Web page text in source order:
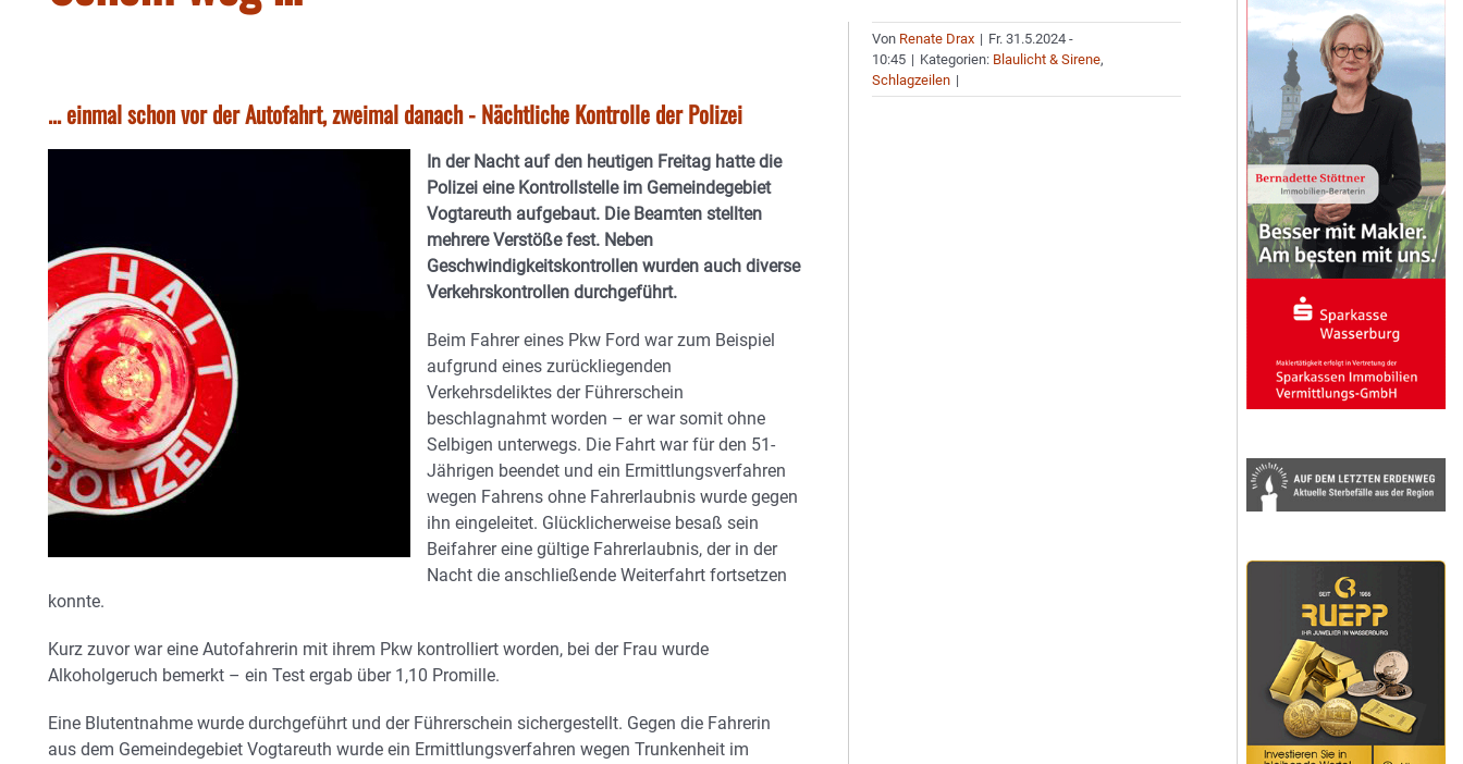
... einmal schon vor der Autofahrt, zweimal danach - Nächtliche Kontrolle der Polizei
In der Nacht auf den heutigen Freitag hatte die
Polizei eine Kontrollstelle im Gemeindegebiet
Vogtareuth aufgebaut. Die Beamten stellten
mehrere Verstöße fest. Neben
Geschwindigkeitskontrollen wurden auch diverse
Verkehrskontrollen durchgeführt.
Beim Fahrer eines Pkw Ford war zum Beispiel
aufgrund eines zurückliegenden
Verkehrsdeliktes der Führerschein
beschlagnahmt worden – er war somit ohne
Selbigen unterwegs. Die Fahrt war für den 51-
Jährigen beendet und ein Ermittlungsverfahren
wegen Fahrens ohne Fahrerlaubnis wurde gegen
ihn eingeleitet. Glücklicherweise besaß sein
Beifahrer eine gültige Fahrerlaubnis, der in der
Nacht die anschließende Weiterfahrt fortsetzen
konnte.
Kurz zuvor war eine Autofahrerin mit ihrem Pkw kontrolliert worden, bei der Frau wurde
Alkoholgeruch bemerkt – ein Test ergab über 1,10 Promille.
Eine Blutentnahme wurde durchgeführt und der Führerschein sichergestellt. Gegen die Fahrerin
aus dem Gemeindegebiet Vogtareuth wurde ein Ermittlungsverfahren wegen Trunkenheit im
Von Renate Drax | Fr. 31.5.2024 -
10:45 | Kategorien: Blaulicht & Sirene,
Schlagzeilen |